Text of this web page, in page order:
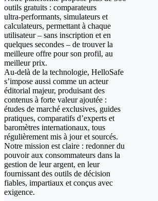
outils gratuits : comparateurs
ultra‑performants, simulateurs et
calculateurs, permettant à chaque
utilisateur – sans inscription et en
quelques secondes – de trouver la
meilleure offre pour son profil, au
meilleur prix.
Au-delà de la technologie, HelloSafe
s’impose aussi comme un acteur
éditorial majeur, produisant des
contenus à forte valeur ajoutée :
études de marché exclusives, guides
pratiques, comparatifs d’experts et
baromètres internationaux, tous
régulièrement mis à jour et sourcés.
Notre mission est claire : redonner du
pouvoir aux consommateurs dans la
gestion de leur argent, en leur
fournissant des outils de décision
fiables, impartiaux et conçus avec
exigence.